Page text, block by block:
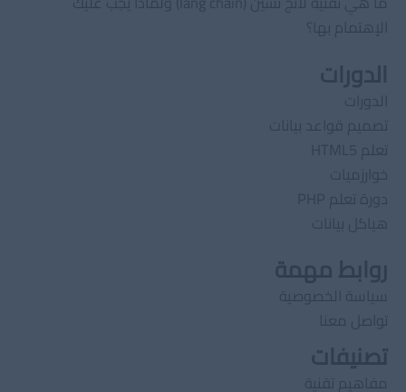
الإهتمام بها؟
الدورات
الدورات
تصميم قواعد بيانات
تعلم HTML5
خوارزميات
دورة تعلم PHP
هياكل بيانات
روابط مهمة
سياسة الخصوصية
تواصل معنا
تصنيفات
مفاهيم تقنية